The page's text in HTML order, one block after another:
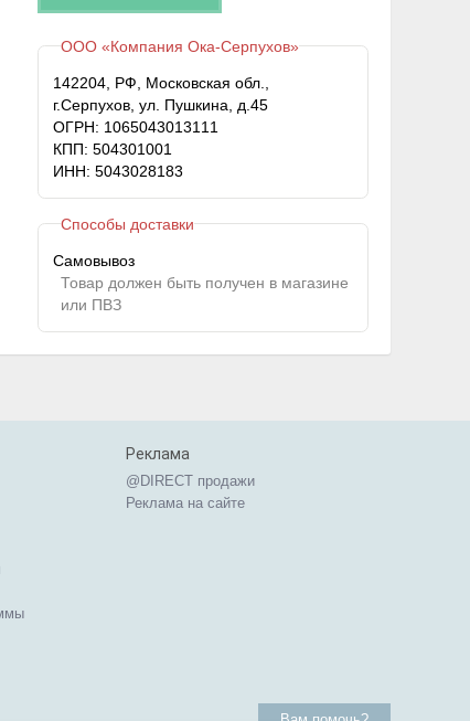
ООО «Компания Ока-Серпухов»
142204, РФ, Московская обл.,
г.Серпухов, ул. Пушкина, д.45
ОГРН: 1065043013111
КПП: 504301001
ИНН: 5043028183
Способы доставки
Самовывоз
Товар должен быть получен в магазине
или ПВЗ
Реклама
@DIRECT продажи
Реклама на сайте